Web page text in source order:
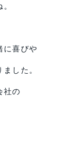
に喜びや
した。
社の